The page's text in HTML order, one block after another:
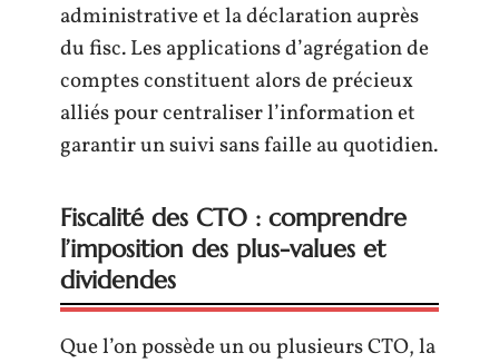
administrative et la déclaration auprès
du fisc. Les applications d’agrégation de
comptes constituent alors de précieux
alliés pour centraliser l’information et
garantir un suivi sans faille au quotidien.
Fiscalité des CTO : comprendre
l’imposition des plus-values et
dividendes
Que l’on possède un ou plusieurs CTO, la